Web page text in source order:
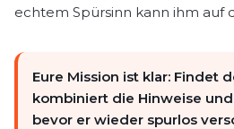
echtem Spürsinn kann ihm auf
Eure Mission ist klar: Findet
kombiniert die Hinweise
bevor er wieder spurlos